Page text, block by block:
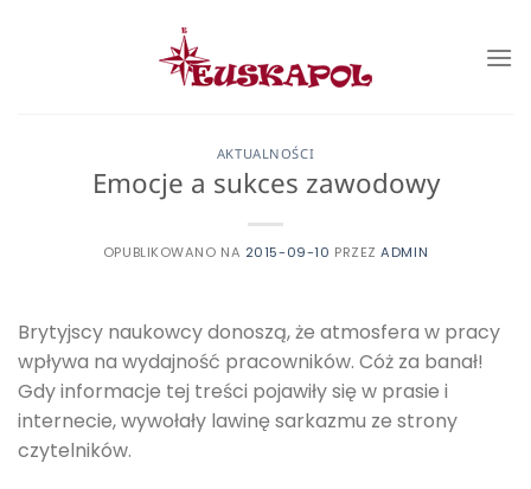
AKTUALNOŚCI
Emocje a sukces zawodowy
OPUBLIKOWANO NA 2015-09-10 PRZEZADMIN
Brytyjscy naukowcy donoszą, że atmosfera w pracy
wpływa na wydajność pracowników. Cóż za banał!
Gdy informacje tej treści pojawiły się w prasie i
internecie, wywołały lawinę sarkazmu ze strony
czytelników.